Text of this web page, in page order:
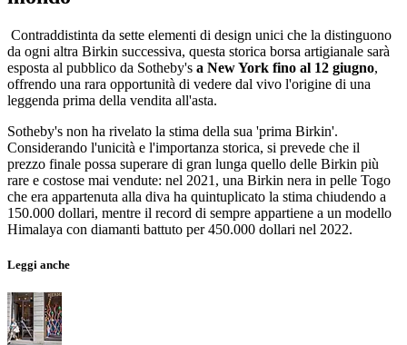
Contraddistinta da sette elementi di design unici che la distinguono
da ogni altra Birkin successiva, questa storica borsa artigianale sarà
esposta al pubblico da Sotheby's a New York fino al 12 giugno,
offrendo una rara opportunità di vedere dal vivo l'origine di una
leggenda prima della vendita all'asta.
Sotheby's non ha rivelato la stima della sua 'prima Birkin'.
Considerando l'unicità e l'importanza storica, si prevede che il
prezzo finale possa superare di gran lunga quello delle Birkin più
rare e costose mai vendute: nel 2021, una Birkin nera in pelle Togo
che era appartenuta alla diva ha quintuplicato la stima chiudendo a
150.000 dollari, mentre il record di sempre appartiene a un modello
Himalaya con diamanti battuto per 450.000 dollari nel 2022.
Leggi anche